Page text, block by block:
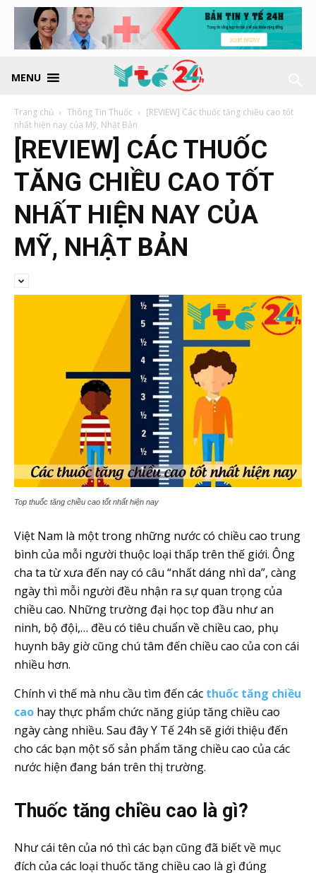
MENU
Trang chủ Thông Tin Thuốc
[REVIEW] Các thuốc tăng chiều cao tốt
nhất hiện nay của Mỹ, Nhật Bản
[REVIEW] CÁC THUỐC
TĂNG CHIỀU CAO TỐT
NHẤT HIỆN NAY CỦA
MỸ, NHẬT BẢN
Top thuốc tăng chiều cao tốt nhất hiện nay
Việt Nam là một trong những nước có chiều cao trung
bình của mỗi người thuộc loại thấp trên thế giới. Ông
cha ta từ xưa đến nay có câu “nhất dáng nhì da”, càng
ngày thì mỗi người đều nhận ra sự quan trọng của
chiều cao. Những trường đại học top đầu như an
ninh, bộ đội,… đều có tiêu chuẩn về chiều cao, phụ
huynh bây giờ cũng chú tâm đến chiều cao của con cái
nhiều hơn.
Chính vì thế mà nhu cầu tìm đến các thuốc tăng chiều
cao hay thực phẩm chức năng giúp tăng chiều cao
ngày càng nhiều. Sau đây Y Tế 24h sẽ giới thiệu đến
cho các bạn một số sản phẩm tăng chiều cao của các
nước hiện đang bán trên thị trường.
Thuốc tăng chiều cao là gì?
Như cái tên của nó thì các bạn cũng đã biết về mục
đích của các loại thuốc tăng chiều cao là gì đúng